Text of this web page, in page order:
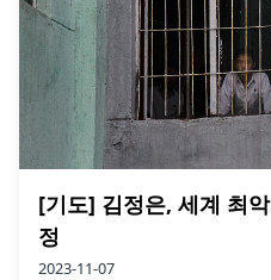
[기도] 김정은, 세계 최
정
2023-11-07